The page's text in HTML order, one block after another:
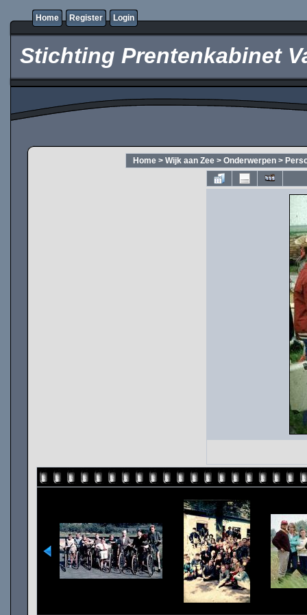
Home Register Login
Stichting Prentenkabinet
Home > Wijk aan Zee > Onderwerpen >